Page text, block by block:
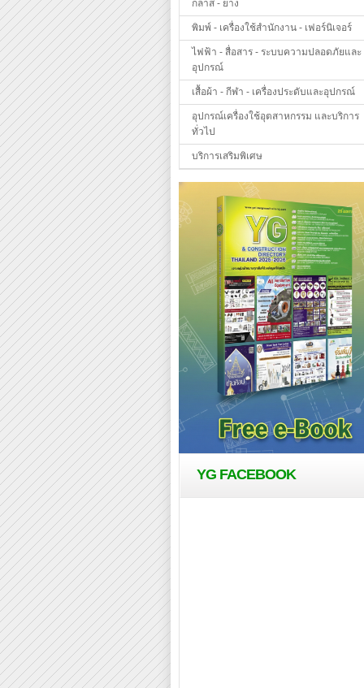
กลาส - ยาง
พิมพ์ - เครื่องใช้สำนักงาน - เฟอร์นิเจอร์
ไฟฟ้า - สื่อสาร - ระบบความปลอดภัยและ
อุปกรณ์
เสื้อผ้า - กีฬา - เครื่องประดับและอุปกรณ์
อุปกรณ์เครื่องใช้อุตสาหกรรม และบริการ
ทั่วไป
บริการเสริมพิเศษ
YG FACEBOOK